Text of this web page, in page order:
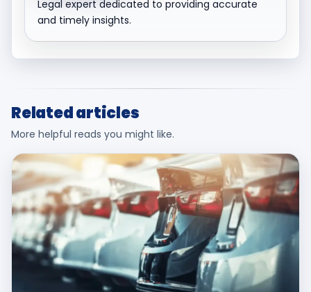
Legal expert dedicated to providing accurate
and timely insights.
Related articles
More helpful reads you might like.